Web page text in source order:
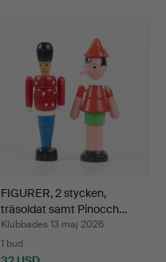
FIGURER, 2 stycken,
träsoldat samt Pinocch…
Klubbades 13 maj 2026
1 bud